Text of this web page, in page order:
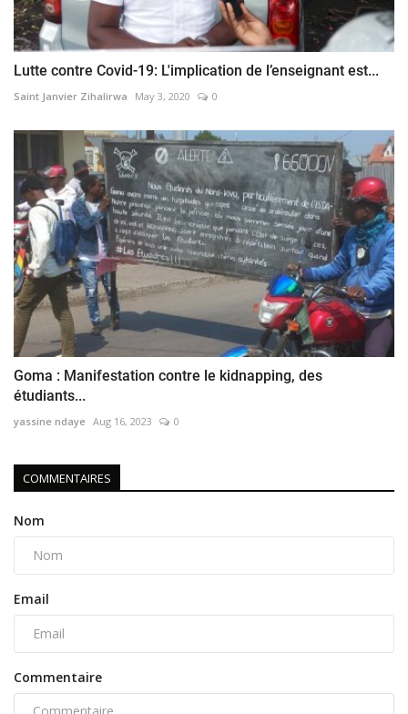
Lutte contre Covid-19: L'implication de l’enseignant est...
Saint Janvier Zihalirwa May 3, 2020 0
Goma : Manifestation contre le kidnapping, des
étudiants...
yassine ndaye Aug 16, 2023 0
COMMENTAIRES
Nom
Email
Commentaire